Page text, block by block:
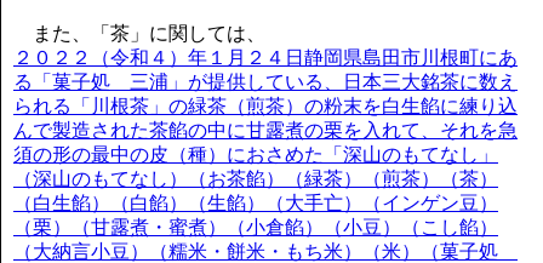
また、「茶」に関しては、
２０２２（令和４）年１月２４日静岡県島田市川根町にあ
る「菓子処 三浦」が提供している、日本三大銘茶に数え
られる「川根茶」の緑茶（煎茶）の粉末を白生餡に練り込
んで製造された茶餡の中に甘露煮の栗を入れて、それを急
須の形の最中の皮（種）におさめた「深山のもてなし」
（深山のもてなし）（お茶餡）（緑茶）（煎茶）（茶）
（白生餡）（白餡）（生餡）（大手亡）（インゲン豆）
（栗）（甘露煮・蜜煮）（小倉餡）（小豆）（こし餡）
（大納言小豆）（糯米・餅米・もち米）（米）（菓子処